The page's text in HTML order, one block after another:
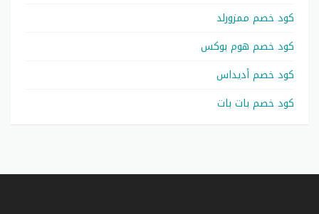
كود خصم ممزورلد
كود خصم هوم بوكس
كود خصم أديداس
كود خصم بات بات